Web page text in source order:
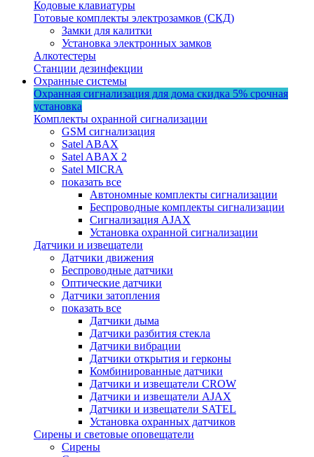
Кодовые клавиатуры
Готовые комплекты электрозамков (СКД)
Замки для калитки
Установка электронных замков
Алкотестеры
Станции дезинфекции
Охранные системы
Охранная сигнализация для дома скидка 5% срочная
установка
Комплекты охранной сигнализации
GSM сигнализация
Satel ABAX
Satel ABAX 2
Satel MICRA
показать все
Автономные комплекты сигнализации
Беспроводные комплекты сигнализации
Сигнализация AJAX
Установка охранной сигнализации
Датчики и извещатели
Датчики движения
Беспроводные датчики
Оптические датчики
Датчики затопления
показать все
Датчики дыма
Датчики разбития стекла
Датчики вибрации
Датчики открытия и герконы
Комбинированные датчики
Датчики и извещатели CROW
Датчики и извещатели AJAX
Датчики и извещатели SATEL
Установка охранных датчиков
Сирены и световые оповещатели
Сирены